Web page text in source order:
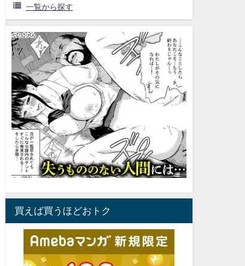
一覧から探す
買えば買うほどおトク